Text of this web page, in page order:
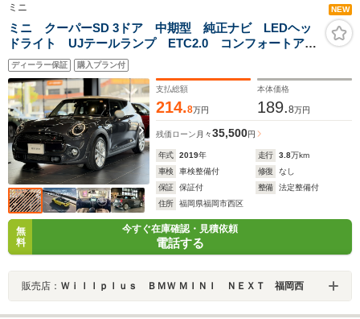
ミニ NEW
ミニ クーパーSD 3ドア 中期型 純正ナビ LEDヘッ
ドライト UJテールランプ ETC2.0 コンフォートアク
セス
ディーラー保証 購入プラン付
支払総額
214.8万円
本体価格
189.8万円
残価ローン 月々35,500円
年式 2019年 走行 3.8万km
車検
車検整備付 修復
なし
保証
保証付 整備
法定整備付
住所
福岡県福岡市西区
無
料
今すぐ在庫確認・見積依頼
電話する
販売店： Ｗｉｌｌｐｌｕｓ ＢＭＷ ＭＩＮＩ ＮＥＸＴ 福岡西